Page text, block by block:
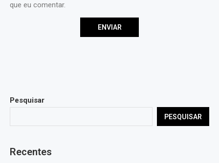
que eu comentar.
Pesquisar
PESQUISAR
Recentes